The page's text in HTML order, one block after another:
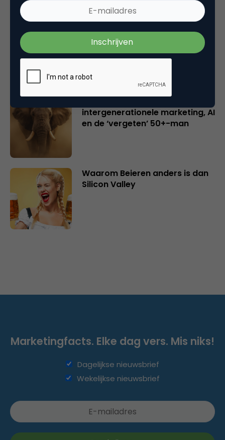
Creatieve sector als aanjager
van innovatie en ontsluiter en
verbinder van industrieën
belangrijker en urgenter dan
ooit
intergenerationele marketing, AI
en de ‘vergeten’ 50+-man
Waarom Beieren anders is dan
Silicon Valley
Marketingfacts. Elke dag vers. Mis niks!
Dagelijkse nieuwsbrief
Wekelijkse nieuwsbrief